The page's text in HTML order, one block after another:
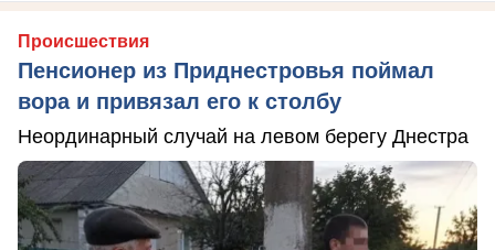
Происшествия
Пенсионер из Приднестровья поймал
вора и привязал его к столбу
Неординарный случай на левом берегу Днестра